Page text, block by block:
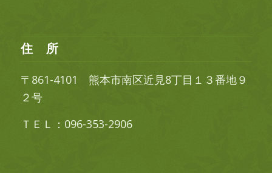
住 所
〒861-4101 熊本市南区近見8丁目１３番地９
２号
ＴＥＬ：096-353-2906